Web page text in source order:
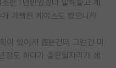
한 1년반있겠다 말해놓고 계
개빡친 케이스도 봤으니까
이 있어서 뽑는건데 그런건 미
정도 하다가 좋은일자리가 생